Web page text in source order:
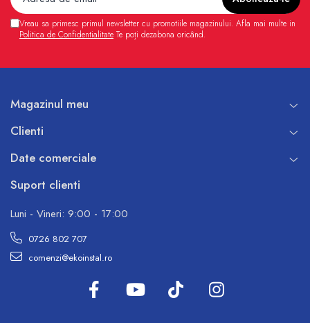
Vreau sa primesc primul newsletter cu promotiile magazinului. Afla mai multe in
Politica de Confidentialitate Te poți dezabona oricând.
Magazinul meu
Clienti
Date comerciale
Suport clienti
Luni - Vineri: 9:00 - 17:00
0726 802 707
comenzi@ekoinstal.ro